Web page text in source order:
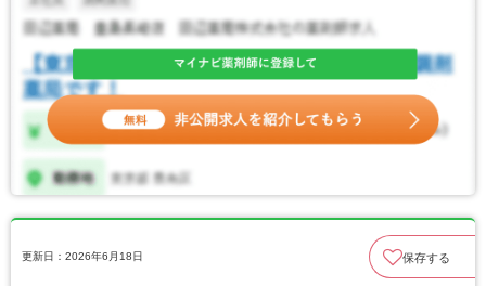
更新日：2026年6月18日 保存する